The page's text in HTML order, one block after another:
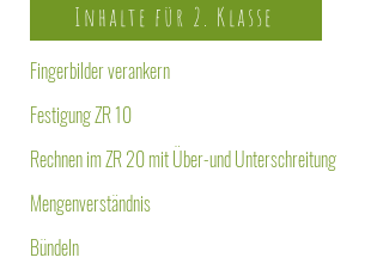
Inhalte für 2. Klasse
Fingerbilder verankern
Festigung ZR 10
Rechnen im ZR 20mit Über-und Unterschreitung
Mengenverständnis
Bündeln